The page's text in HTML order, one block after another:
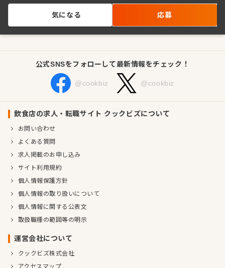
気になる 応募
公式SNSをフォローして最新情報をチェック！
@cookbiz @cookbiz
飲食店の求人・転職サイト クックビズについて
お問い合わせ
よくある質問
求人掲載のお申し込み
サイト利用規約
個人情報保護方針
個人情報の取り扱いについて
個人情報に関する公表文
取扱職種の範囲等の明示
運営会社について
クックビズ株式会社
アクセスマップ